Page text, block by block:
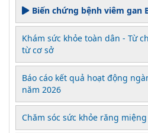
Biến chứng bệnh viêm gan
Khám sức khỏe toàn dân - Từ
từ cơ sở
Báo cáo kết quả hoạt động
năm 2026
Chăm sóc sức khỏe răng